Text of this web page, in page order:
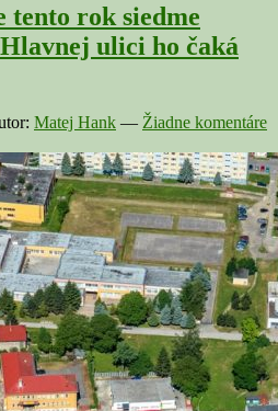
rok siedme
ulici ho čaká
Matej Hank — Žiadne komentáre